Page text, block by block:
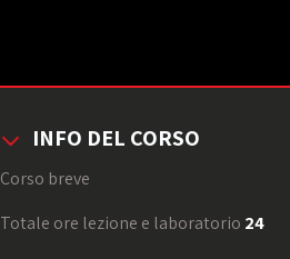
INFO DEL CORSO
Corso breve
Totale ore lezione e laboratorio 24